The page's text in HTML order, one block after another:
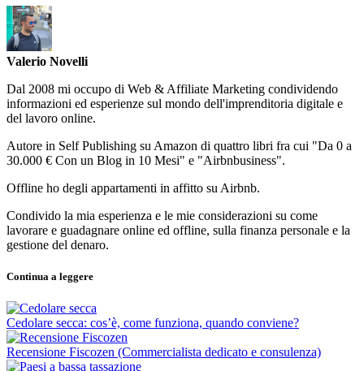
Valerio Novelli
Dal 2008 mi occupo di Web & Affiliate Marketing condividendo
informazioni ed esperienze sul mondo dell'imprenditoria digitale e
del lavoro online.
Autore in Self Publishing su Amazon di quattro libri fra cui "Da 0 a
30.000 € Con un Blog in 10 Mesi" e "Airbnbusiness".
Offline ho degli appartamenti in affitto su Airbnb.
Condivido la mia esperienza e le mie considerazioni su come
lavorare e guadagnare online ed offline, sulla finanza personale e la
gestione del denaro.
Continua a leggere
Cedolare secca: cos’è, come funziona, quando conviene?
Recensione Fiscozen (Commercialista dedicato e consulenza)